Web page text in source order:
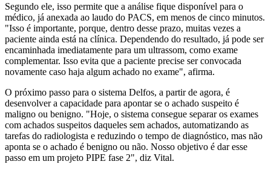
Segundo ele, isso permite que a análise fique disponível para o
médico, já anexada ao laudo do PACS, em menos de cinco minutos.
"Isso é importante, porque, dentro desse prazo, muitas vezes a
paciente ainda está na clínica. Dependendo do resultado, já pode ser
encaminhada imediatamente para um ultrassom, como exame
complementar. Isso evita que a paciente precise ser convocada
novamente caso haja algum achado no exame", afirma.
O próximo passo para o sistema Delfos, a partir de agora, é
desenvolver a capacidade para apontar se o achado suspeito é
maligno ou benigno. "Hoje, o sistema consegue separar os exames
com achados suspeitos daqueles sem achados, automatizando as
tarefas do radiologista e reduzindo o tempo de diagnóstico, mas não
aponta se o achado é benigno ou não. Nosso objetivo é dar esse
passo em um projeto PIPE fase 2", diz Vital.